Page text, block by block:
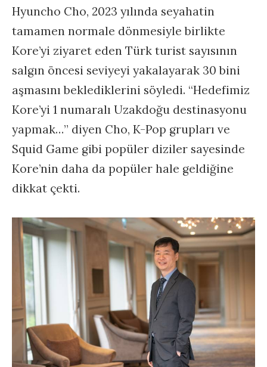
Hyuncho Cho, 2023 yılında seyahatin
tamamen normale dönmesiyle birlikte
Kore’yi ziyaret eden Türk turist sayısının
salgın öncesi seviyeyi yakalayarak 30 bini
aşmasını beklediklerini söyledi. “Hedefimiz
Kore’yi 1 numaralı Uzakdoğu destinasyonu
yapmak…” diyen Cho, K-Pop grupları ve
Squid Game gibi popüler diziler sayesinde
Kore’nin daha da popüler hale geldiğine
dikkat çekti.